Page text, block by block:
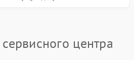
центра